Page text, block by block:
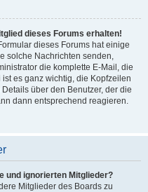
dieses Forums erhalten!
dieses Forums hat einige
solche Nachrichten senden,
die komplette E-Mail, die
es ganz wichtig, die Kopfzeilen
über den Benutzer, der die
dann entsprechend reagieren.
und ignorierten Mitglieder?
Mitglieder des Boards zu